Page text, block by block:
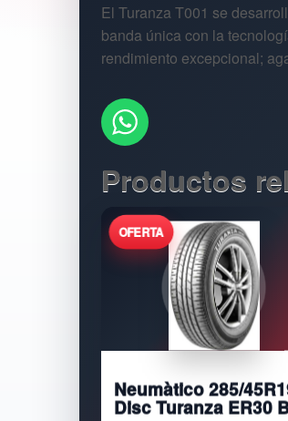
El Turanza T001 se
banda única con la
rendimiento excepcional;
Productos
Neumàtico 285/
Disc Turanza ER30